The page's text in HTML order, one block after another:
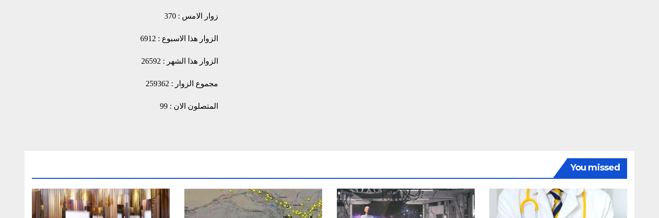
زوار الامس : 370
الزوار هذا الاسبوع : 6912
الزوار هذا الشهر : 26592
مجموع الزوار : 259362
المتصلون الان : 99
You missed